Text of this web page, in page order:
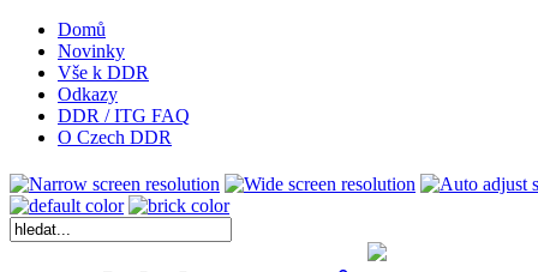
Domů
Novinky
Vše k DDR
Odkazy
DDR / ITG FAQ
O Czech DDR